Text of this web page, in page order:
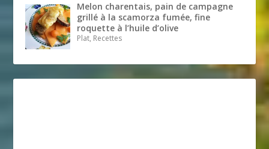
Melon charentais, pain de campagne
grillé à la scamorza fumée, fine
roquette à l’huile d’olive
Plat, Recettes